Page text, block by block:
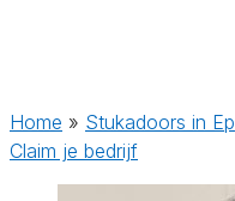
Home » Stukadoors in
Claim je bedrijf